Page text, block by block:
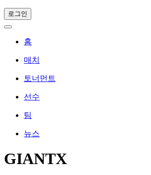
로그인
홈
매치
토너먼트
선수
팀
뉴스
GIANTX